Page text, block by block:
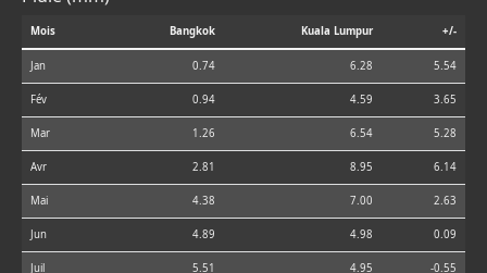
Mois Bangkok Kuala Lumpur +/-
Jan 0.74 6.28 5.54
Fév 0.94 4.59 3.65
Mar 1.26 6.54 5.28
Avr 2.81 8.95 6.14
Mai 4.38 7.00 2.63
Jun 4.89 4.98 0.09
Juil 5.51 4.95 -0.55